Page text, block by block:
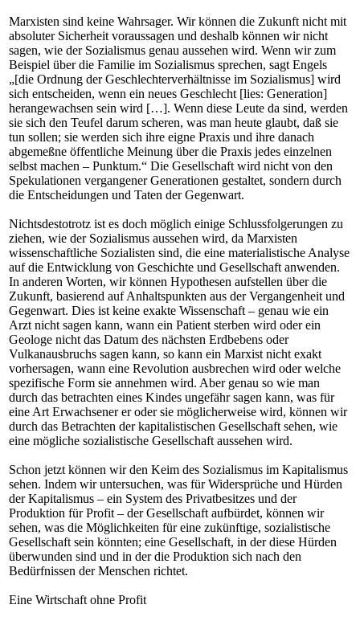
Marxisten sind keine Wahrsager. Wir können die Zukunft nicht mit
absoluter Sicherheit voraussagen und deshalb können wir nicht
sagen, wie der Sozialismus genau aussehen wird. Wenn wir zum
Beispiel über die Familie im Sozialismus sprechen, sagt Engels
„[die Ordnung der Geschlechterverhältnisse im Sozialismus] wird
sich entscheiden, wenn ein neues Geschlecht [lies: Generation]
herangewachsen sein wird […]. Wenn diese Leute da sind, werden
sie sich den Teufel darum scheren, was man heute glaubt, daß sie
tun sollen; sie werden sich ihre eigne Praxis und ihre danach
abgemeßne öffentliche Meinung über die Praxis jedes einzelnen
selbst machen – Punktum.“ Die Gesellschaft wird nicht von den
Spekulationen vergangener Generationen gestaltet, sondern durch
die Entscheidungen und Taten der Gegenwart.
Nichtsdestotrotz ist es doch möglich einige Schlussfolgerungen zu
ziehen, wie der Sozialismus aussehen wird, da Marxisten
wissenschaftliche Sozialisten sind, die eine materialistische Analyse
auf die Entwicklung von Geschichte und Gesellschaft anwenden.
In anderen Worten, wir können Hypothesen aufstellen über die
Zukunft, basierend auf Anhaltspunkten aus der Vergangenheit und
Gegenwart. Dies ist keine exakte Wissenschaft – genau wie ein
Arzt nicht sagen kann, wann ein Patient sterben wird oder ein
Geologe nicht das Datum des nächsten Erdbebens oder
Vulkanausbruchs sagen kann, so kann ein Marxist nicht exakt
vorhersagen, wann eine Revolution ausbrechen wird oder welche
spezifische Form sie annehmen wird. Aber genau so wie man
durch das betrachten eines Kindes ungefähr sagen kann, was für
eine Art Erwachsener er oder sie möglicherweise wird, können wir
durch das Betrachten der kapitalistischen Gesellschaft sehen, wie
eine mögliche sozialistische Gesellschaft aussehen wird.
Schon jetzt können wir den Keim des Sozialismus im Kapitalismus
sehen. Indem wir untersuchen, was für Widersprüche und Hürden
der Kapitalismus – ein System des Privatbesitzes und der
Produktion für Profit – der Gesellschaft aufbürdet, können wir
sehen, was die Möglichkeiten für eine zukünftige, sozialistische
Gesellschaft sein könnten; eine Gesellschaft, in der diese Hürden
überwunden sind und in der die Produktion sich nach den
Bedürfnissen der Menschen richtet.
Eine Wirtschaft ohne Profit